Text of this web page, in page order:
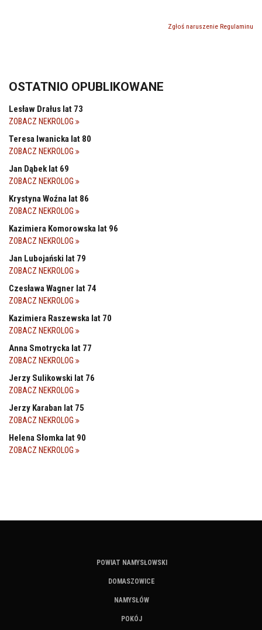
Zgłoś naruszenie Regulaminu
OSTATNIO OPUBLIKOWANE
Lesław Drałus lat 73
ZOBACZ NEKROLOG
Teresa Iwanicka lat 80
ZOBACZ NEKROLOG
Jan Dąbek lat 69
ZOBACZ NEKROLOG
Krystyna Woźna lat 86
ZOBACZ NEKROLOG
Kazimiera Komorowska lat 96
ZOBACZ NEKROLOG
Jan Lubojański lat 79
ZOBACZ NEKROLOG
Czesława Wagner lat 74
ZOBACZ NEKROLOG
Kazimiera Raszewska lat 70
ZOBACZ NEKROLOG
Anna Smotrycka lat 77
ZOBACZ NEKROLOG
Jerzy Sulikowski lat 76
ZOBACZ NEKROLOG
Jerzy Karaban lat 75
ZOBACZ NEKROLOG
Helena Słomka lat 90
ZOBACZ NEKROLOG
POWIAT NAMYSŁOWSKI
DOMASZOWICE
NAMYSŁÓW
POKÓJ